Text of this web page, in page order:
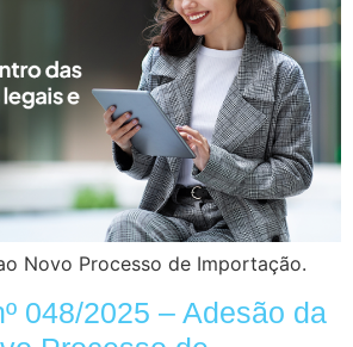
Novo Processo de Importação.
048/2025 – Adesão da